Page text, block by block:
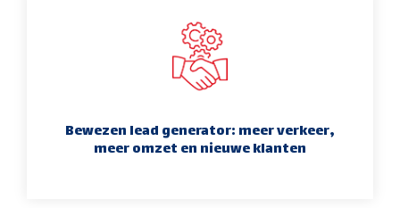
Bewezen lead generator: meer verkeer,
meer omzet en nieuwe klanten